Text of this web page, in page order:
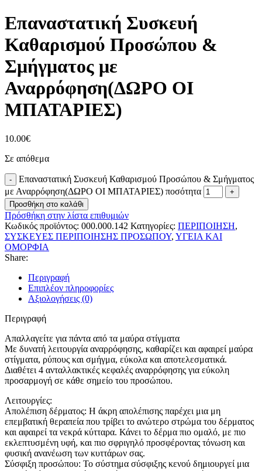
Eπαναστατική Συσκευή
Καθαρισμού Προσώπου &
Σμήγματος με
Αναρρόφηση(ΔΩΡΟ ΟΙ
ΜΠΑΤΑΡΙΕΣ)
10.00€
Σε απόθεμα
Eπαναστατική Συσκευή Καθαρισμού Προσώπου & Σμήγματος
με Αναρρόφηση(ΔΩΡΟ ΟΙ ΜΠΑΤΑΡΙΕΣ) ποσότητα
Προσθήκη στο καλάθι
Πρόσθήκη στην λίστα επιθυμιών
Κωδικός προϊόντος: 000.000.142 Κατηγορίες: ΠΕΡΙΠΟΙΗΣΗ,
ΣΥΣΚΕΥΕΣ ΠΕΡΙΠΟΙΗΣΗΣ ΠΡΟΣΩΠΟΥ, ΥΓΕΙΑ ΚΑΙ
ΟΜΟΡΦΙΑ
Share:
Περιγραφή
Επιπλέον πληροφορίες
Αξιολογήσεις (0)
Περιγραφή
Απαλλαγείτε για πάντα από τα μαύρα στίγματα
Με δυνατή λειτουργία αναρρόφησης, καθαρίζει και αφαιρεί μαύρα
στίγματα, ρύπους και σμήγμα, εύκολα και αποτελεσματικά.
Διαθέτει 4 ανταλλακτικές κεφαλές αναρρόφησης για εύκολη
προσαρμογή σε κάθε σημείο του προσώπου.
Λειτουργίες:
Απολέπιση δέρματος: Η άκρη απολέπισης παρέχει μια μη
επεμβατική θεραπεία που τρίβει το ανώτερο στρώμα του δέρματος
και αφαιρεί τα νεκρά κύτταρα. Κάνει το δέρμα πιο ομαλό, με πιο
εκλεπτυσμένη υφή, και πιο σφριγηλό προσφέροντας τόνωση και
φυσική ανανέωση των κυττάρων σας.
Σύσφιξη προσώπου: Το σύστημα σύσφιξης κενού δημιουργεί μια